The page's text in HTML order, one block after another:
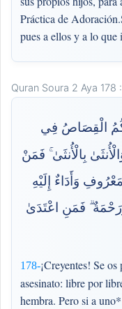
Práctica de
pues a ellos y a lo que
Quran Soura 2 Aya 178 :
الْقِصَاصُ فِي
بِالْأُنثَىٰ ۚ فَمَنْ
وَأَدَاءٌ إِلَيْهِ
فَمَنِ اعْتَدَىٰ
178-¡Creyentes! Se
asesinato: libre por
hembra. Pero si a